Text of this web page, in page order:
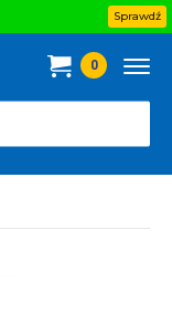
Sprawdź
0